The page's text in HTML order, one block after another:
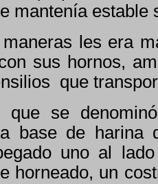
mantenía estable
les era
sus hornos,
que
que se
base de
uno al
horneado, un